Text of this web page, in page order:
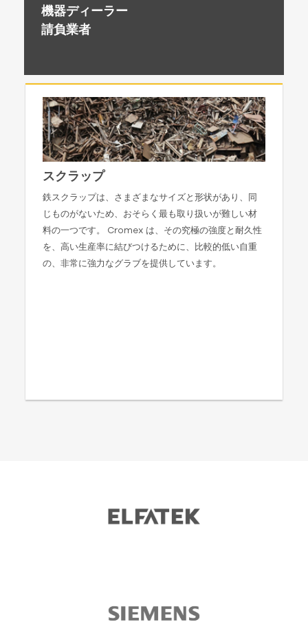
機器ディーラー
請負業者
スクラップ
鉄スクラップは、さまざまなサイズと形状があり、同
じものがないため、おそらく最も取り扱いが難しい材
料の一つです。 Cromex は、その究極の強度と耐久性
を、高い生産率に結びつけるために、比較的低い自重
の、非常に強力なグラブを提供しています。